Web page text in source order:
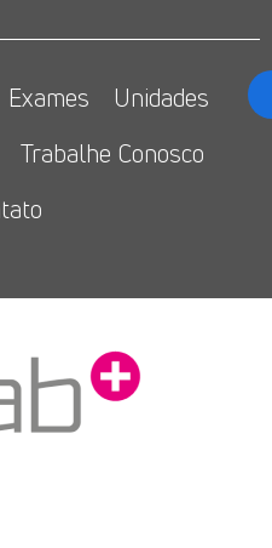
Exames
Unidades
Trabalhe Conosco